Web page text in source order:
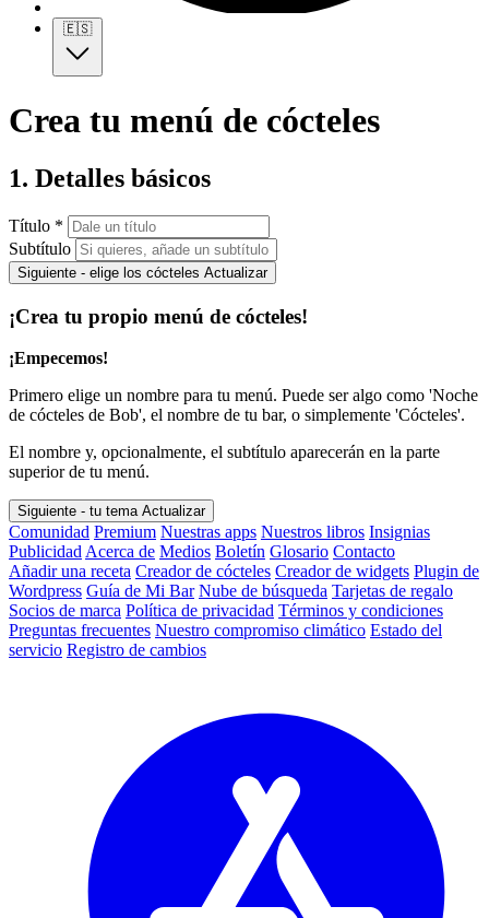
🇪🇸
Crea tu menú de cócteles
1. Detalles básicos
Título *
Subtítulo
Siguiente - elige los cócteles Actualizar
¡Crea tu propio menú de cócteles!
¡Empecemos!
Primero elige un nombre para tu menú. Puede ser algo como 'Noche
de cócteles de Bob', el nombre de tu bar, o simplemente 'Cócteles'.
El nombre y, opcionalmente, el subtítulo aparecerán en la parte
superior de tu menú.
Siguiente - tu tema Actualizar
Comunidad Premium Nuestras apps Nuestros libros Insignias
Publicidad Acerca de Medios Boletín Glosario Contacto
Añadir una receta Creador de cócteles Creador de widgets Plugin de
Wordpress Guía de Mi Bar Nube de búsqueda Tarjetas de regalo
Socios de marca Política de privacidad Términos y condiciones
Preguntas frecuentes Nuestro compromiso climático Estado del
servicio Registro de cambios